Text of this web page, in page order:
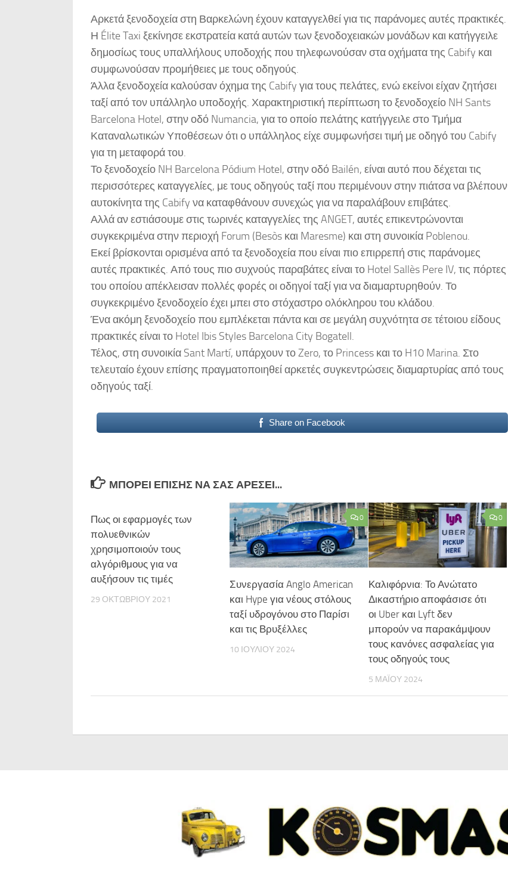
Αρκετά ξενοδοχεία στη Βαρκελώνη έχουν καταγγελθεί για τις παράνομες αυτές πρακτικές.
Η Élite Taxi ξεκίνησε εκστρατεία κατά αυτών των ξενοδοχειακών μονάδων και κατήγγειλε
δημοσίως τους υπαλλήλους υποδοχής που τηλεφωνούσαν στα οχήματα της Cabify και
συμφωνούσαν προμήθειες με τους οδηγούς.
Άλλα ξενοδοχεία καλούσαν όχημα της Cabify για τους πελάτες, ενώ εκείνοι είχαν ζητήσει
ταξί από τον υπάλληλο υποδοχής. Χαρακτηριστική περίπτωση το ξενοδοχείο NH Sants
Barcelona Hotel, στην οδό Numancia, για το οποίο πελάτης κατήγγειλε στο Τμήμα
Καταναλωτικών Υποθέσεων ότι ο υπάλληλος είχε συμφωνήσει τιμή με οδηγό του Cabify
για τη μεταφορά του.
Το ξενοδοχείο NH Barcelona Pódium Hotel, στην οδό Bailén, είναι αυτό που δέχεται τις
περισσότερες καταγγελίες, με τους οδηγούς ταξί που περιμένουν στην πιάτσα να βλέπουν
αυτοκίνητα της Cabify να καταφθάνουν συνεχώς για να παραλάβουν επιβάτες.
Αλλά αν εστιάσουμε στις τωρινές καταγγελίες της ANGET, αυτές επικεντρώνονται
συγκεκριμένα στην περιοχή Forum (Besòs και Maresme) και στη συνοικία Poblenou.
Εκεί βρίσκονται ορισμένα από τα ξενοδοχεία που είναι πιο επιρρεπή στις παράνομες
αυτές πρακτικές. Από τους πιο συχνούς παραβάτες είναι το Hotel Sallès Pere IV, τις πόρτες
του οποίου απέκλεισαν πολλές φορές οι οδηγοί ταξί για να διαμαρτυρηθούν. Το
συγκεκριμένο ξενοδοχείο έχει μπει στο στόχαστρο ολόκληρου του κλάδου.
Ένα ακόμη ξενοδοχείο που εμπλέκεται πάντα και σε μεγάλη συχνότητα σε τέτοιου είδους
πρακτικές είναι το Hotel Ibis Styles Barcelona City Bogatell.
Τέλος, στη συνοικία Sant Martí, υπάρχουν το Zero, το Princess και το H10 Marina. Στο
τελευταίο έχουν επίσης πραγματοποιηθεί αρκετές συγκεντρώσεις διαμαρτυρίας από τους
οδηγούς ταξί.
Share on Facebook
ΜΠΟΡΕΊ ΕΠΊΣΗΣ ΝΑ ΣΑΣ ΑΡΈΣΕΙ...
Πως οι εφαρμογές των
πολυεθνικών
χρησιμοποιούν τους
αλγόριθμους για να
αυξήσουν τις τιμές
29 ΟΚΤΩΒΡΊΟΥ 2021
0
Συνεργασία Anglo American
και Hype για νέους στόλους
ταξί υδρογόνου στο Παρίσι
και τις Βρυξέλλες
10 ΙΟΥΛΊΟΥ 2024
0
Καλιφόρνια: Το Ανώτατο
Δικαστήριο αποφάσισε ότι
οι Uber και Lyft δεν
μπορούν να παρακάμψουν
τους κανόνες ασφαλείας για
τους οδηγούς τους
5 ΜΑΪ́ΟΥ 2024